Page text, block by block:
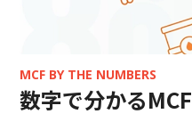
MCF BY THE NUMBERS
数字で分かるMCF